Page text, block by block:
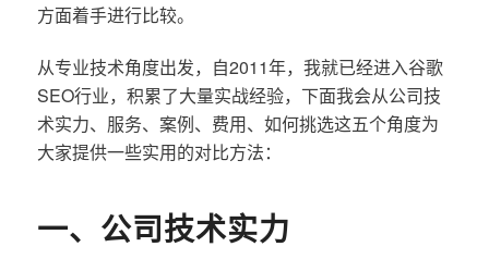
方面着手进行比较。
从专业技术角度出发，自2011年，我就已经进入谷歌
SEO行业，积累了大量实战经验，下面我会从公司技
术实力、服务、案例、费用、如何挑选这五个角度为
大家提供一些实用的对比方法：
一、公司技术实力